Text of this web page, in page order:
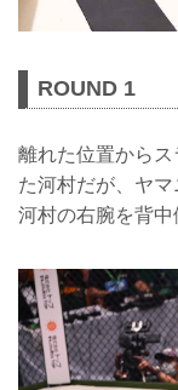
ROUND 1
離れた位置から
た河村だが、ヤ
河村の右腕を背中